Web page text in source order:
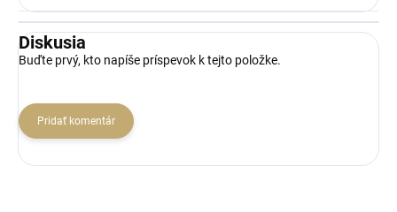
Diskusia
Buďte prvý, kto napíše príspevok k tejto položke.
Pridať komentár